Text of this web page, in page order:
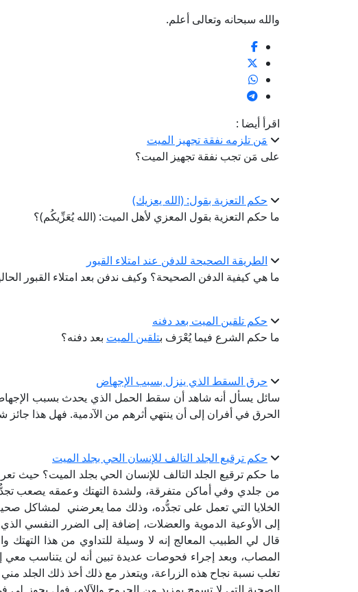
والله سبحانه وتعالى أعلم.
اقرأ أيضا :
مَن تلزمه نفقة تجهيز الميت
على مَن تجب نفقة تجهيز الميت؟
حكم التعزية بقول: (الله يعزيك)
ما حكم التعزية بقول المعزي لأهل الميت: (الله يُعَزِّيكُم)؟
الطريقة الصحيحة للدفن عند امتلاء القبور
ما هي كيفية الدفن الصحيحة؟ وكيف ندفن بعد امتلاء القبور
حكم تلقين الميت بعد دفنه
ما حكم الشرع فيما يُعْرَف بتلقين الميت بعد دفنه؟
حرق السقط الذي ينزل بسبب الإجهاض
سائل يسأل أنه شاهد أن سقط الحمل الذي يحدث بسبب
الحرق في أفران إلى أن ينتهي أثرهم من الآدمية. فهل هذا جائز
حكم ترقيع الجلد التالف للإنسان الحي بجلد الميت
ما حكم ترقيع الجلد التالف للإنسان الحي بجلد الميت؟
من جلدي وفي أماكن متفرقة، ولشدة التهتك وعمقه يصعب
الخلايا التي تعمل على تجدُّده، وذلك مما يعرضني لمشاكل
إلى الأوعية الدموية والعضلات، إضافة إلى الضرر النفسي
قال لي الطبيب المعالج إنه لا وسيلة للتداوي من هذا التهتك
المصاب، وبعد إجراء فحوصات عديدة تبين أنه لن يتناسب
تغلب نسبة نجاح هذه الزراعة، ويتعذر مع ذلك أخذ ذلك الجلد